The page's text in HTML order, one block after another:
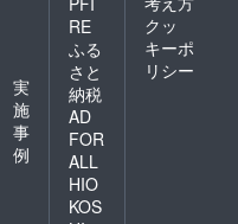
実
施
事
例
RE
ふる
さと
納税
AD
FOR
ALL
HIO
KOS
クッ
キーポ
リシー